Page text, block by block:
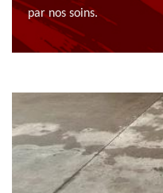
par nos soins.